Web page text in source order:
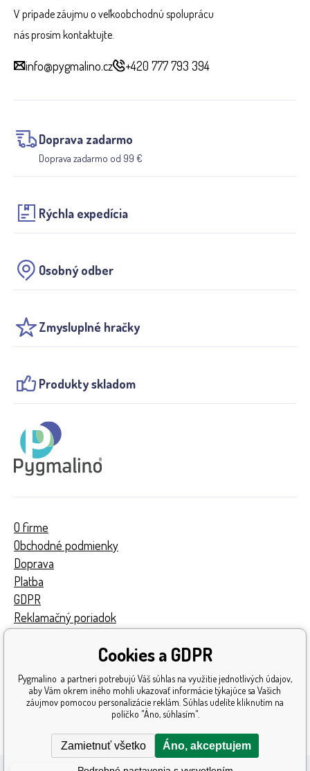
V prípade záujmu o veľkoobchodnú spoluprácu
nás prosím kontaktujte.
info@pygmalino.cz +420 777 793 394
Doprava zadarmo
Doprava zadarmo od 99 €
Rýchla expedícia
Osobný odber
Zmysluplné hračky
Produkty skladom
O firme
Obchodné podmienky
Doprava
Platba
GDPR
Reklamačný poriadok
Získané ocenenia
Katalóg hračiek
Mapa stránok
Cookies a GDPR
Pygmalino a partneri potrebujú Váš súhlas na využitie jednotlivých údajov,
aby Vám okrem iného mohli ukazovať informácie týkajúce sa Vašich
záujmov pomocou personalizácie reklám. Súhlas udelíte kliknutím na
políčko "Áno, súhlasím".
Zamietnuť všetko Áno, akceptujem